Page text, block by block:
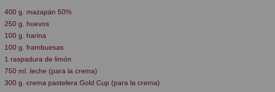
400 g. mazapán 50%
250 g. huevos
100 g. harina
100 g. frambuesas
1 raspadura de limón
750 ml. leche (para la crema)
300 g. crema pastelera Gold Cup (para la crema)